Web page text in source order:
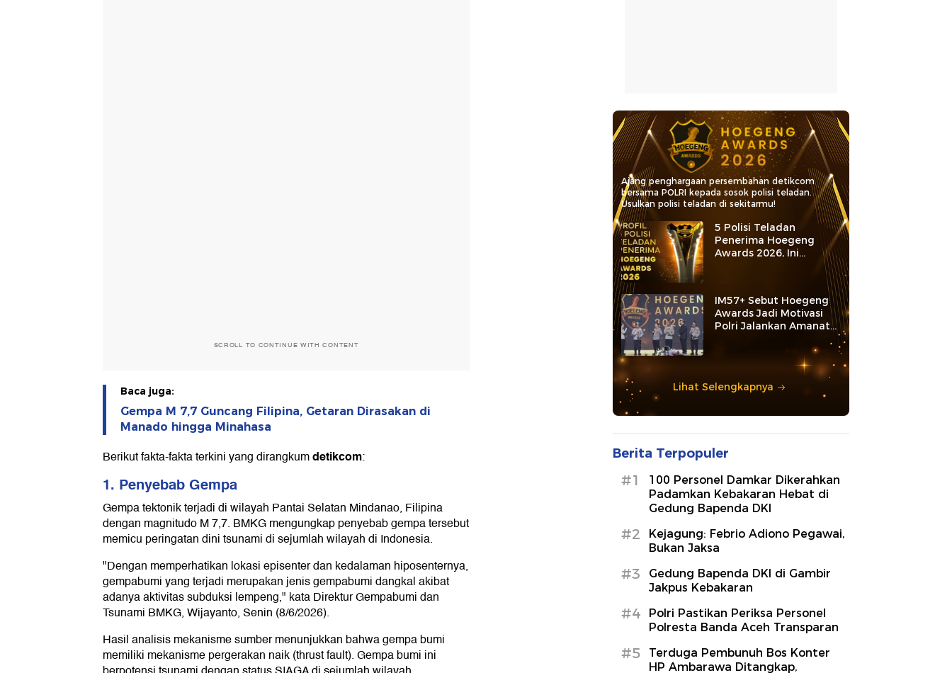
SCROLL TO CONTINUE WITH CONTENT
Baca juga:
Gempa M 7,7 Guncang Filipina, Getaran Dirasakan di
Manado hingga Minahasa
Berikut fakta-fakta terkini yang dirangkumdetikcom:
1. Penyebab Gempa
Gempa tektonik terjadi di wilayah Pantai Selatan Mindanao, Filipina
dengan magnitudo M 7,7. BMKG mengungkap penyebab gempa tersebut
memicu peringatan dini tsunami di sejumlah wilayah di Indonesia.
"Dengan memperhatikan lokasi episenter dan kedalaman hiposenternya,
gempabumi yang terjadi merupakan jenis gempabumi dangkal akibat
adanya aktivitas subduksi lempeng," kata Direktur Gempabumi dan
Tsunami BMKG, Wijayanto, Senin (8/6/2026).
Hasil analisis mekanisme sumber menunjukkan bahwa gempa bumi
memiliki mekanisme pergerakan naik (thrust fault). Gempa bumi ini
Ajang penghargaan persembahan detikcom
bersama POLRI kepada sosok polisi teladan.
Usulkan polisi teladan di sekitarmu!
5 Polisi Teladan
Penerima Hoegeng
Awards 2026, Ini
Kategori dan Kiprahnya
IM57+ Sebut Hoegeng
Awards Jadi Motivasi
Polri Jalankan Amanat
Lihat Selengkapnya
Berita Terpopuler
#1
100 Personel Damkar Dikerahkan
Padamkan Kebakaran Hebat di
Gedung Bapenda DKI
#2
Kejagung: Febrio Adiono Pegawai,
Bukan Jaksa
#3
Gedung Bapenda DKI di Gambir
Jakpus Kebakaran
#4
Polri Pastikan Periksa Personel
Polresta Banda Aceh Transparan
#5
Terduga Pembunuh Bos Konter
HP Ambarawa Ditangkap,